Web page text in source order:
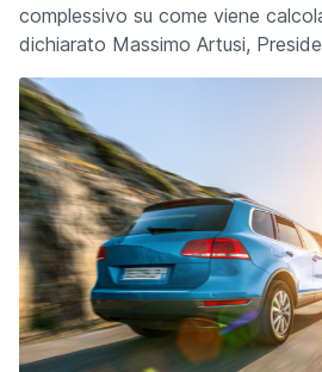
complessivo su come viene
dichiarato Massimo Artusi,